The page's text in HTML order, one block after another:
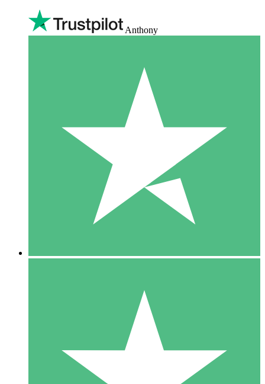
Anthony